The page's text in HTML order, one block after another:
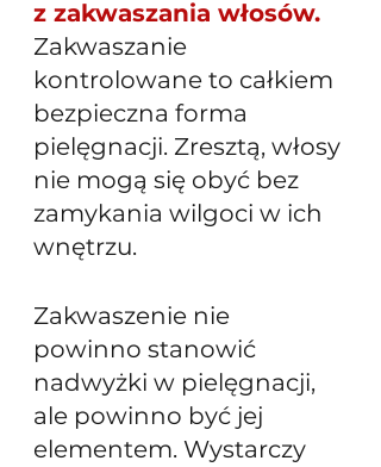
z zakwaszania włosów.
Zakwaszanie
kontrolowane to całkiem
bezpieczna forma
pielęgnacji. Zresztą, włosy
nie mogą się obyć bez
zamykania wilgoci w ich
wnętrzu.
Zakwaszenie nie
powinno stanowić
nadwyżki w pielęgnacji,
ale powinno być jej
elementem. Wystarczy